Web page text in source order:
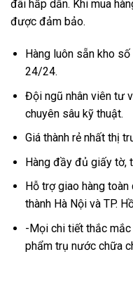
đãi hấp dẫn. Khi mua
được đảm bảo.
Hàng luôn sẵn kho
24/24.
Đội ngũ nhân viên tư
chuyên sâu kỹ thuật.
Giá thành rẻ nhất thị
Hàng đầy đủ giấy tờ,
Hỗ trợ giao hàng
thành Hà Nội và TP.
-Mọi chi tiết thắc
phẩm trụ nước chữa